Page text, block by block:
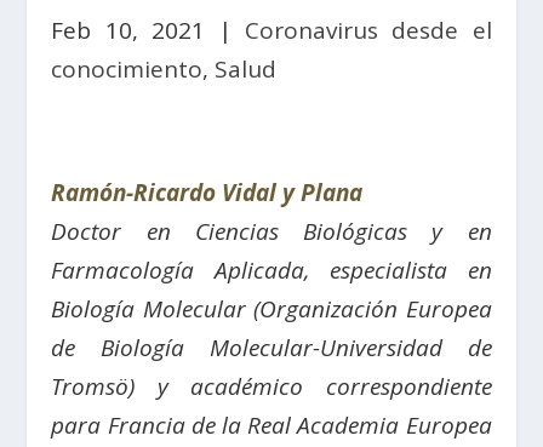
Feb 10, 2021 | Coronavirus desde el
conocimiento, Salud
Ramón-Ricardo Vidal y Plana
Doctor en Ciencias Biológicas y en
Farmacología Aplicada, especialista en
Biología Molecular (Organización Europea
de Biología Molecular-Universidad de
Tromsö) y académico correspondiente
para Francia de la Real Academia Europea